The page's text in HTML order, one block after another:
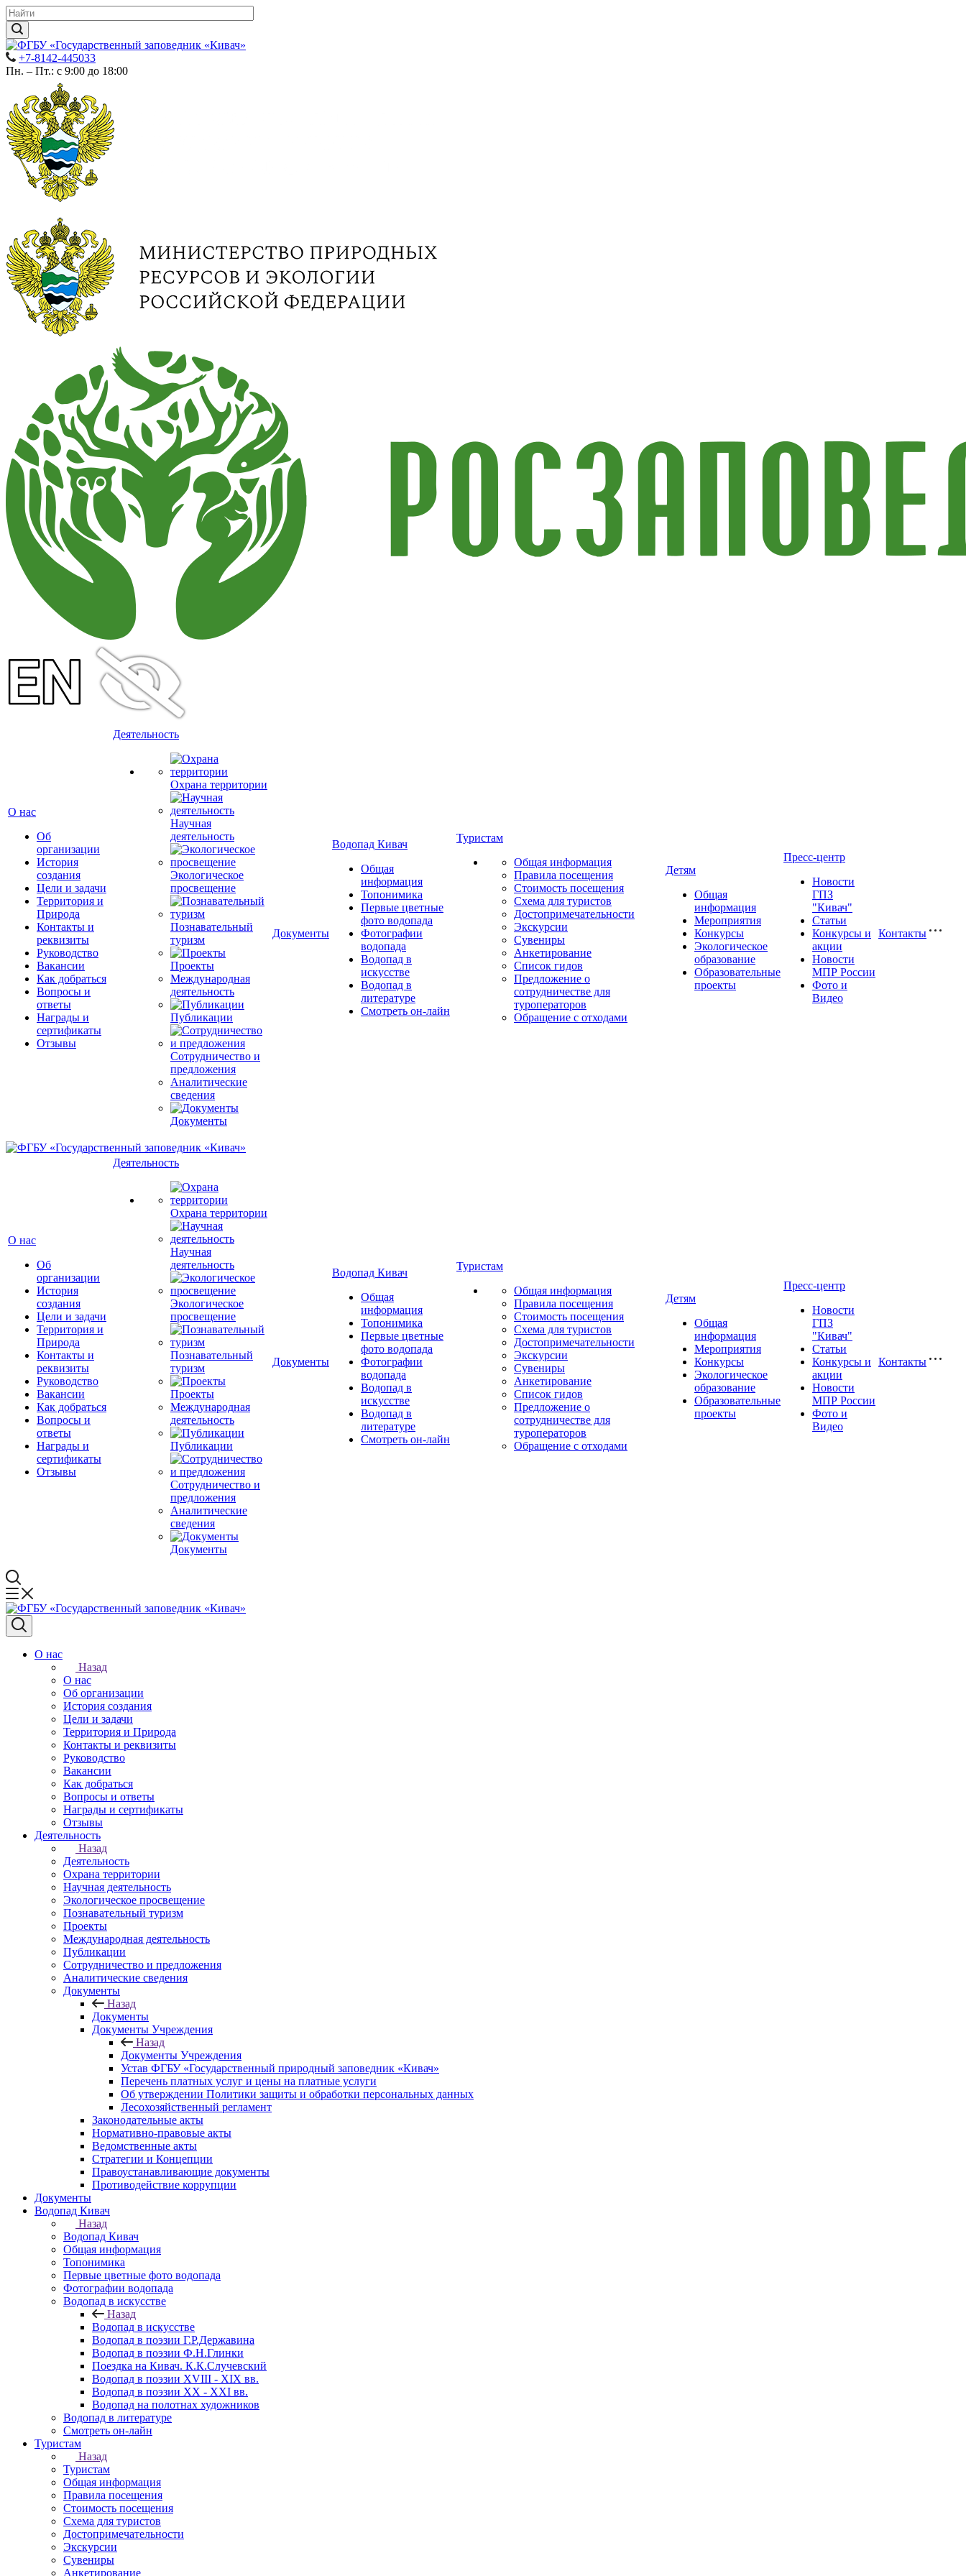
+7-8142-445033
Пн. – Пт.: с 9:00 до 18:00
О нас
Об
организации
История
создания
Цели и задачи
Территория и
Природа
Контакты и
реквизиты
Руководство
Вакансии
Как добраться
Вопросы и
ответы
Награды и
сертификаты
Отзывы
Деятельность
Охрана территории
Научная
деятельность
Экологическое
просвещение
Познавательный
туризм
Проекты
Международная
деятельность
Публикации
Сотрудничество и
предложения
Аналитические
сведения
Документы
Документы
Водопад Кивач
Общая
информация
Топонимика
Первые цветные
фото водопада
Фотографии
водопада
Водопад в
искусстве
Водопад в
литературе
Смотреть он-лайн
Туристам
Общая информация
Правила посещения
Стоимость посещения
Схема для туристов
Достопримечательности
Экскурсии
Сувениры
Анкетирование
Список гидов
Предложение о
сотрудничестве для
туроператоров
Обращение с отходами
Детям
Общая
информация
Мероприятия
Конкурсы
Экологическое
образование
Образовательные
проекты
Пресс-центр
Новости
ГПЗ
"Кивач"
Статьи
Конкурсы и
акции
Новости
МПР России
Фото и
Видео
Контакты
О нас
Об
организации
История
создания
Цели и задачи
Территория и
Природа
Контакты и
реквизиты
Руководство
Вакансии
Как добраться
Вопросы и
ответы
Награды и
сертификаты
Отзывы
Деятельность
Охрана территории
Научная
деятельность
Экологическое
просвещение
Познавательный
туризм
Проекты
Международная
деятельность
Публикации
Сотрудничество и
предложения
Аналитические
сведения
Документы
Документы
Водопад Кивач
Общая
информация
Топонимика
Первые цветные
фото водопада
Фотографии
водопада
Водопад в
искусстве
Водопад в
литературе
Смотреть он-лайн
Туристам
Общая информация
Правила посещения
Стоимость посещения
Схема для туристов
Достопримечательности
Экскурсии
Сувениры
Анкетирование
Список гидов
Предложение о
сотрудничестве для
туроператоров
Обращение с отходами
Детям
Общая
информация
Мероприятия
Конкурсы
Экологическое
образование
Образовательные
проекты
Пресс-центр
Новости
ГПЗ
"Кивач"
Статьи
Конкурсы и
акции
Новости
МПР России
Фото и
Видео
Контакты
О нас
Назад
О нас
Об организации
История создания
Цели и задачи
Территория и Природа
Контакты и реквизиты
Руководство
Вакансии
Как добраться
Вопросы и ответы
Награды и сертификаты
Отзывы
Деятельность
Назад
Деятельность
Охрана территории
Научная деятельность
Экологическое просвещение
Познавательный туризм
Проекты
Международная деятельность
Публикации
Сотрудничество и предложения
Аналитические сведения
Документы
Назад
Документы
Документы Учреждения
Назад
Документы Учреждения
Устав ФГБУ «Государственный природный заповедник «Кивач»
Перечень платных услуг и цены на платные услуги
Об утверждении Политики защиты и обработки персональных данных
Лесохозяйственный регламент
Законодательные акты
Нормативно-правовые акты
Ведомственные акты
Стратегии и Концепции
Правоустанавливающие документы
Противодействие коррупции
Документы
Водопад Кивач
Назад
Водопад Кивач
Общая информация
Топонимика
Первые цветные фото водопада
Фотографии водопада
Водопад в искусстве
Назад
Водопад в искусстве
Водопад в поэзии Г.Р.Державина
Водопад в поэзии Ф.Н.Глинки
Поездка на Кивач. К.К.Случевский
Водопад в поэзии XVIII - XIX вв.
Водопад в поэзии XX - XXI вв.
Водопад на полотнах художников
Водопад в литературе
Смотреть он-лайн
Туристам
Назад
Туристам
Общая информация
Правила посещения
Стоимость посещения
Схема для туристов
Достопримечательности
Экскурсии
Сувениры
Анкетирование